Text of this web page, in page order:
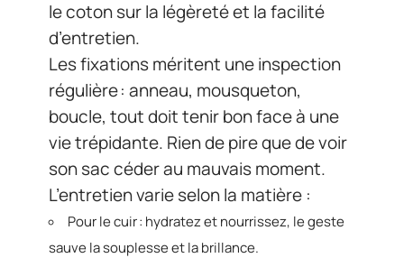
le coton sur la légèreté et la facilité
d’entretien.
Les fixations méritent une inspection
régulière : anneau, mousqueton,
boucle, tout doit tenir bon face à une
vie trépidante. Rien de pire que de voir
son sac céder au mauvais moment.
L’entretien varie selon la matière :
Pour le cuir : hydratez et nourrissez, le geste
sauve la souplesse et la brillance.